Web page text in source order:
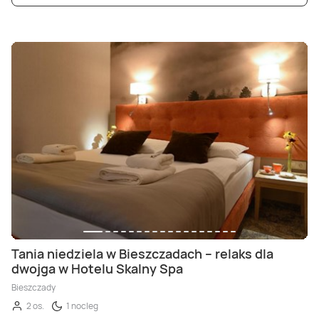
Tania niedziela w Bieszczadach – relaks dla
dwojga w Hotelu Skalny Spa
Bieszczady
2 os.
1 nocleg